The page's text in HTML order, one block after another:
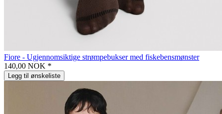
Fiore - Ugjennomsiktige strømpebukser med fiskebensmønster
140,00 NOK *
Legg til ønskeliste